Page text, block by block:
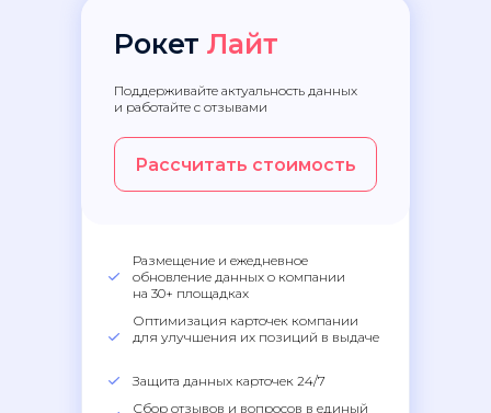
Рокет Лайт
Поддерживайте актуальность данных
и работайте с отзывами
Рассчитать стоимость
Размещение и ежедневное
обновление данных о компании
на 30+ площадках
Оптимизация карточек компании
для улучшения их позиций в выдаче
Защита данных карточек 24/7
Сбор отзывов и вопросов в единый